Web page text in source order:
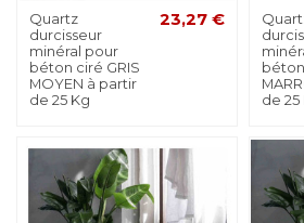
Quartz
durcisseur
minéral pour
béton ciré GRIS
MOYEN à partir
de 25 Kg
23,27 €
de 25